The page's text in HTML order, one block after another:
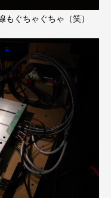
ぐちゃぐちゃ（笑）